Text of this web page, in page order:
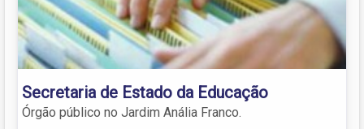
Secretaria de Estado da Educação
Órgão público no Jardim Anália Franco.